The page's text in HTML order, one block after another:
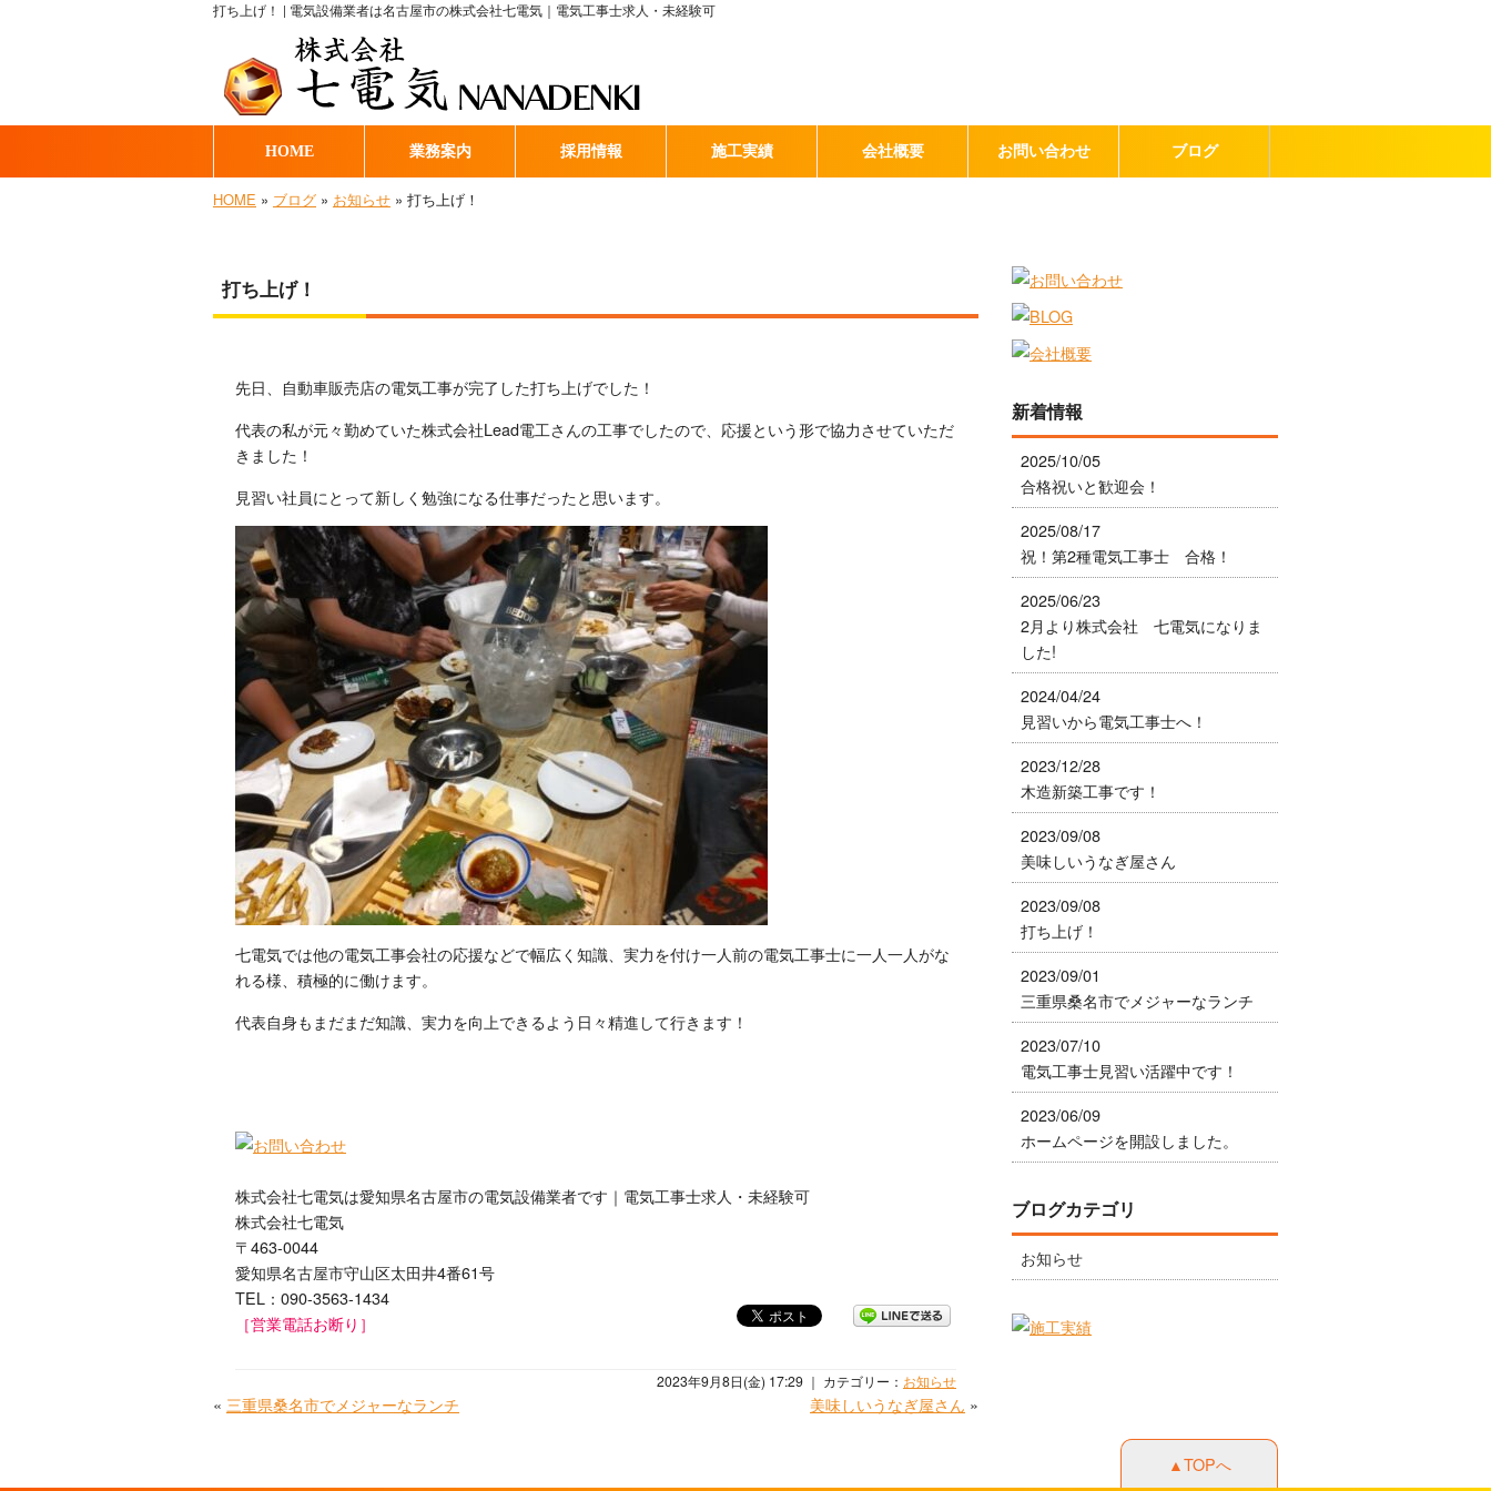
打ち上げ！ | 電気設備業者は名古屋市の株式会社七電気｜電気工事士求人・未経験可
HOME 業務案内 採用情報 施工実績 会社概要 お問い合わせ ブログ
HOME » ブログ » お知らせ » 打ち上げ！
打ち上げ！
先日、自動車販売店の電気工事が完了した打ち上げでした！
代表の私が元々勤めていた株式会社Lead電工さんの工事でしたので、応援という形で協力させていただ
きました！
見習い社員にとって新しく勉強になる仕事だったと思います。
七電気では他の電気工事会社の応援などで幅広く知識、実力を付け一人前の電気工事士に一人一人がな
れる様、積極的に働けます。
代表自身もまだまだ知識、実力を向上できるよう日々精進して行きます！
株式会社七電気は愛知県名古屋市の電気設備業者です｜電気工事士求人・未経験可
株式会社七電気
〒463-0044
愛知県名古屋市守山区太田井4番61号
TEL：090-3563-1434
［営業電話お断り］
2023年9月8日(金) 17:29 ｜ カテゴリー： お知らせ
« 三重県桑名市でメジャーなランチ 美味しいうなぎ屋さん »
新着情報
2025/10/05
合格祝いと歓迎会！
2025/08/17
祝！第2種電気工事士 合格！
2025/06/23
2月より株式会社 七電気になりま
した!
2024/04/24
見習いから電気工事士へ！
2023/12/28
木造新築工事です！
2023/09/08
美味しいうなぎ屋さん
2023/09/08
打ち上げ！
2023/09/01
三重県桑名市でメジャーなランチ
2023/07/10
電気工事士見習い活躍中です！
2023/06/09
ホームページを開設しました。
ブログカテゴリ
お知らせ
▲TOPへ